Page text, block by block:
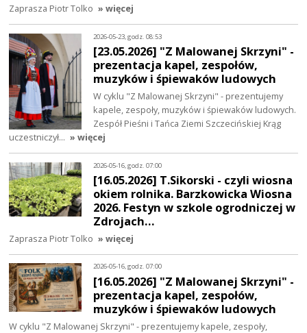
Zaprasza Piotr Tolko » więcej
2026-05-23, godz. 08:53
[23.05.2026] "Z Malowanej Skrzyni" -
prezentacja kapel, zespołów,
muzyków i śpiewaków ludowych
W cyklu "Z Malowanej Skrzyni" - prezentujemy
kapele, zespoły, muzyków i śpiewaków ludowych.
Zespół Pieśni i Tańca Ziemi Szczecińskiej Krąg
uczestniczył… » więcej
2026-05-16, godz. 07:00
[16.05.2026] T.Sikorski - czyli wiosna
okiem rolnika. Barzkowicka Wiosna
2026. Festyn w szkole ogrodniczej w
Zdrojach…
Zaprasza Piotr Tolko » więcej
2026-05-16, godz. 07:00
[16.05.2026] "Z Malowanej Skrzyni" -
prezentacja kapel, zespołów,
muzyków i śpiewaków ludowych
W cyklu "Z Malowanej Skrzyni" - prezentujemy kapele, zespoły,